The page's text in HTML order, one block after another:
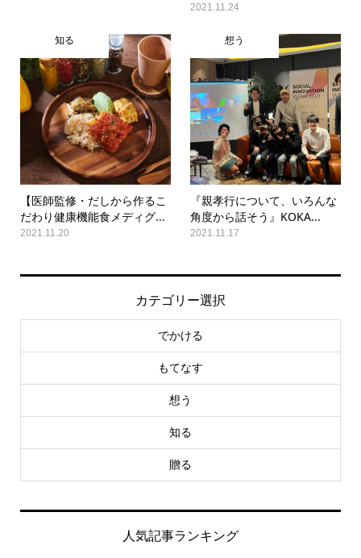
2021.11.24
知る
【医師監修・だしから作るこ
だわり健康機能食メディグ...
2021.11.20
想う
『親孝行について、いろんな
角度から話そう』KOKA...
2021.11.17
カテゴリー選択
でかける
もてなす
想う
知る
贈る
人気記事ランキング